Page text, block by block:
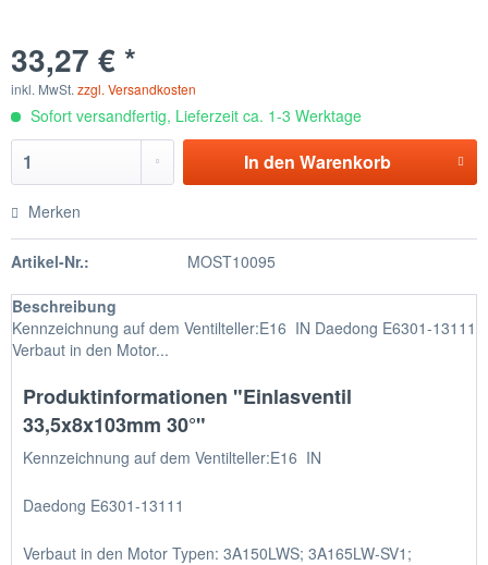
33,27 € *
inkl. MwSt. zzgl. Versandkosten
Sofort versandfertig, Lieferzeit ca. 1-3 Werktage
In den Warenkorb
Merken
Artikel-Nr.: MOST10095
Beschreibung
Kennzeichnung auf dem Ventilteller:E16 IN Daedong E6301-13111
Verbaut in den Motor...
Produktinformationen "Einlasventil
33,5x8x103mm 30°"
Kennzeichnung auf dem Ventilteller:E16 IN
Daedong E6301-13111
Verbaut in den Motor Typen: 3A150LWS; 3A165LW-SV1;